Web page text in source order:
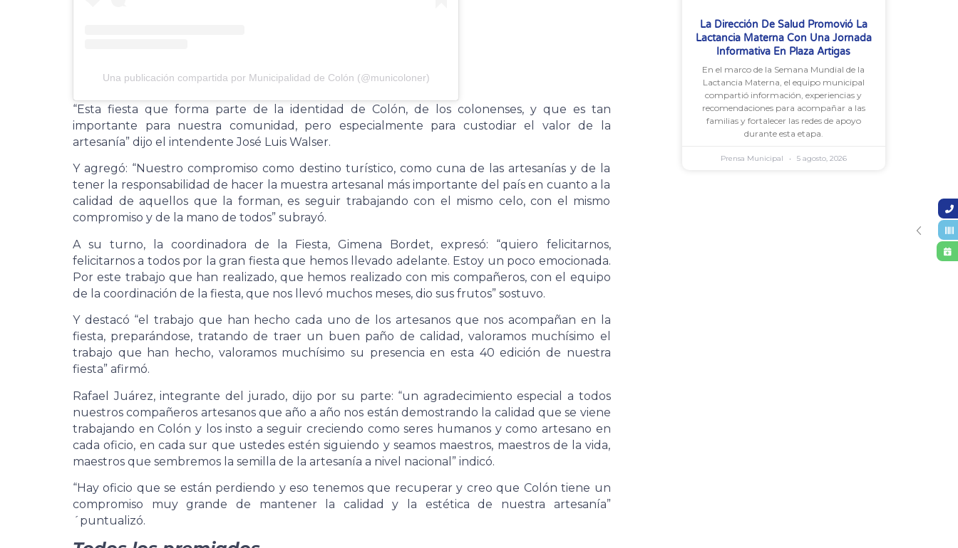
Una publicación compartida por Municipalidad de Colón (@municoloner)
“Esta fiesta que forma parte de la identidad de Colón, de los colonenses, y que es tan
importante para nuestra comunidad, pero especialmente para custodiar el valor de la
artesanía” dijo el intendente José Luis Walser.
Y agregó: “Nuestro compromiso como destino turístico, como cuna de las artesanías y de la
tener la responsabilidad de hacer la muestra artesanal más importante del país en cuanto a la
calidad de aquellos que la forman, es seguir trabajando con el mismo celo, con el mismo
compromiso y de la mano de todos” subrayó.
A su turno, la coordinadora de la Fiesta, Gimena Bordet, expresó: “quiero felicitarnos,
felicitarnos a todos por la gran fiesta que hemos llevado adelante. Estoy un poco emocionada.
Por este trabajo que han realizado, que hemos realizado con mis compañeros, con el equipo
de la coordinación de la fiesta, que nos llevó muchos meses, dio sus frutos” sostuvo.
Y destacó “el trabajo que han hecho cada uno de los artesanos que nos acompañan en la
fiesta, preparándose, tratando de traer un buen paño de calidad, valoramos muchísimo el
trabajo que han hecho, valoramos muchísimo su presencia en esta 40 edición de nuestra
fiesta” afirmó.
Rafael Juárez, integrante del jurado, dijo por su parte: “un agradecimiento especial a todos
nuestros compañeros artesanos que año a año nos están demostrando la calidad que se viene
trabajando en Colón y los insto a seguir creciendo como seres humanos y como artesano en
cada oficio, en cada sur que ustedes estén siguiendo y seamos maestros, maestros de la vida,
maestros que sembremos la semilla de la artesanía a nivel nacional” indicó.
“Hay oficio que se están perdiendo y eso tenemos que recuperar y creo que Colón tiene un
compromiso muy grande de mantener la calidad y la estética de nuestra artesanía”
´puntualizó.
La Dirección De Salud Promovió La
Lactancia Materna Con Una Jornada
Informativa En Plaza Artigas
En el marco de la Semana Mundial de la
Lactancia Materna, el equipo municipal
compartió información, experiencias y
recomendaciones para acompañar a las
familias y fortalecer las redes de apoyo
durante esta etapa.
Prensa Municipal 5 agosto, 2026